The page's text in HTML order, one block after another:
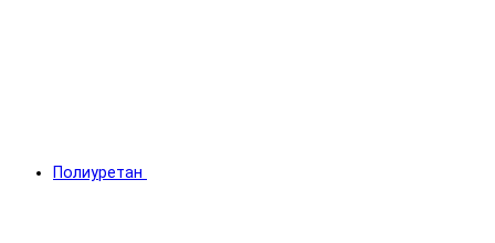
Полиуретан